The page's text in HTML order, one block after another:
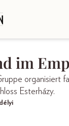
im
organisiert
Esterházy.